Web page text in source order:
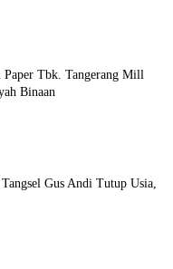
Tbk. Tangerang Mill
Binaan
Gus Andi Tutup Usia,